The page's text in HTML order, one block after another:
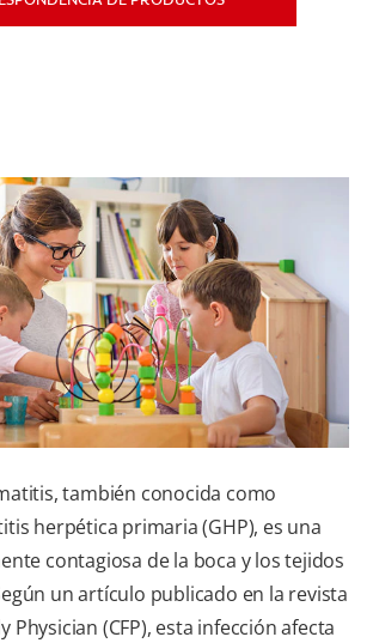
PROMOCIONES
SV (ES)
SUSCRÍBASE
también conocida como
herpética primaria (GHP), es una
contagiosa de la boca y los tejidos
un artículo publicado en la revista
Physician (CFP), esta infección afecta